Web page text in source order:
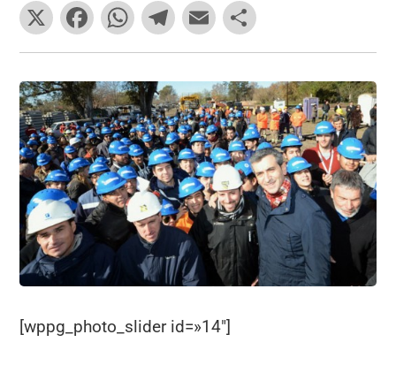
X
F
a
c
e
b
o
o
k
W
h
at
s
A
p
p
T
el
e
gr
a
m
E
m
ai
l
o
m
p
ar
tir
[wppg_photo_slider id=»14″]